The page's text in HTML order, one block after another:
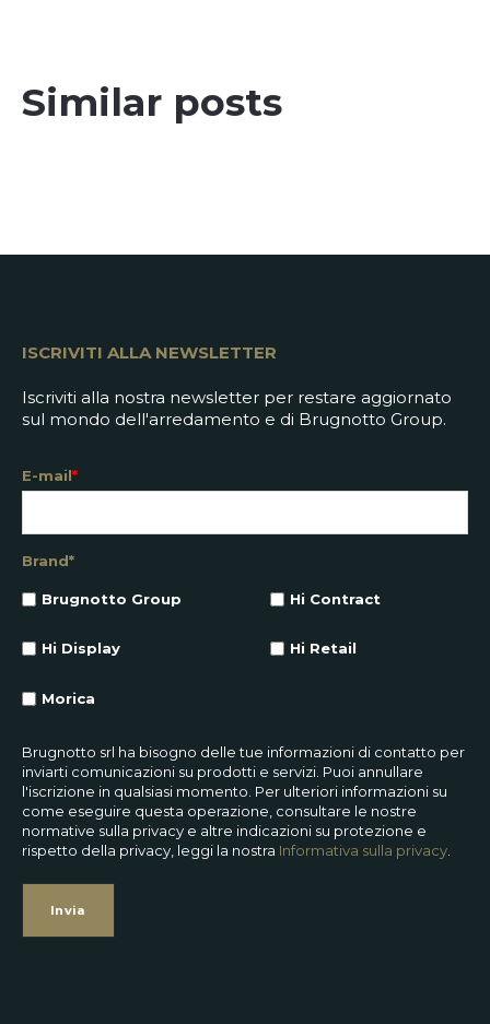
Similar posts
ISCRIVITI ALLA NEWSLETTER
Iscriviti alla nostra newsletter per restare aggiornato
sul mondo dell'arredamento e di Brugnotto Group.
E-mail*
Brand*
Brugnotto Group Hi Contract
Hi Display Hi Retail
Morica
Brugnotto srl ha bisogno delle tue informazioni di contatto per
inviarti comunicazioni su prodotti e servizi. Puoi annullare
l'iscrizione in qualsiasi momento. Per ulteriori informazioni su
come eseguire questa operazione, consultare le nostre
normative sulla privacy e altre indicazioni su protezione e
rispetto della privacy, leggi la nostra Informativa sulla privacy.